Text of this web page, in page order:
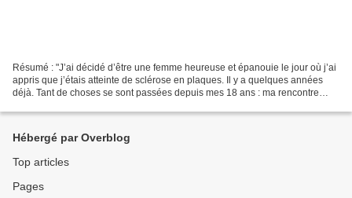
Résumé : "J’ai décidé d’être une femme heureuse et épanouie le jour où j’ai
appris que j’étais atteinte de sclérose en plaques. Il y a quelques années
déjà. Tant de choses se sont passées depuis mes 18 ans : ma rencontre
Hébergé par Overblog
Top articles
Pages